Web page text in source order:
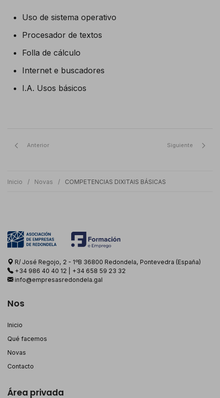
Uso de sistema operativo
Procesador de textos
Folla de cálculo
Internet e buscadores
I.A. Usos básicos
Anterior Siguiente
Inicio Novas COMPETENCIAS DIXITAIS BÁSICAS
R/ José Regojo, 2 - 1ºB 36800 Redondela, Pontevedra (España)
+34 986 40 40 12
+34 658 59 23 32
info@empresasredondela.gal
Nos
Inicio
Qué facemos
Novas
Contacto
Área privada